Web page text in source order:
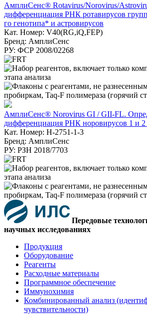
АмплиСенс® Rotavirus/Norovirus/
дифференциация РНК ротавирусов
го генотипа* и астровирусов
Кат. Номер: V40(RG,iQ,FEP)
Бренд: АмплиСенс
РУ: ФСР 2008/02268
АмплиСенс® Norovirus GI / GII-FL.
дифференциация РНК норовирусов 1 и
Кат. Номер: H-2751-1-3
Бренд: АмплиСенс
РУ: РЗН 2018/7703
Передовые
научных исследованиях
Продукция
Оборудование
Реагенты
Расходные материалы
Программное обеспечение
Иммунохимия
Комбинированный анализ
чувствительности)